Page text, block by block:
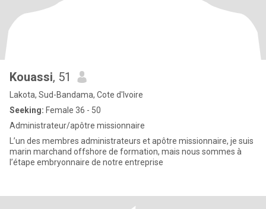
Kouassi, 51
Lakota, Sud-Bandama, Cote d'Ivoire
Seeking: Female 36 - 50
Administrateur/apôtre missionnaire
L’un des membres administrateurs et apôtre missionnaire, je suis
marin marchand offshore de formation, mais nous sommes à
l’étape embryonnaire de notre entreprise